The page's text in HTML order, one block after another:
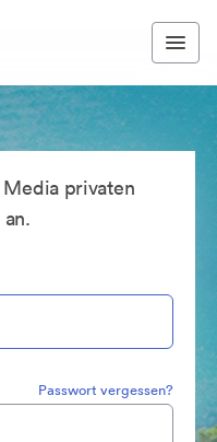
privaten
Passwort vergessen?